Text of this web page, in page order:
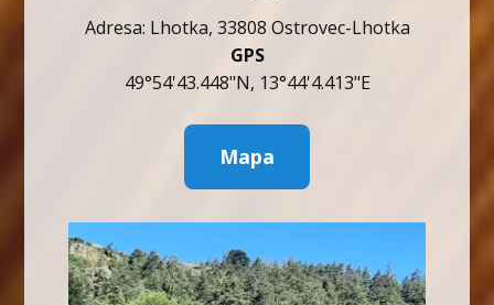
Adresa: Lhotka, 33808 Ostrovec-Lhotka
GPS
49°54'43.448"N, 13°44'4.413"E
Mapa